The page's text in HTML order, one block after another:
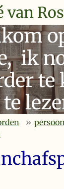
van
ik
te
te
»